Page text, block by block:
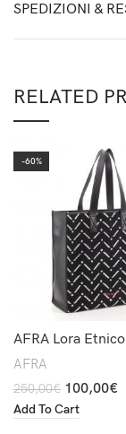
SPEDIZIONI &
RELATED
-60%
AFRA Lora
AFRA
250,00€ 100,00€
Add To Cart